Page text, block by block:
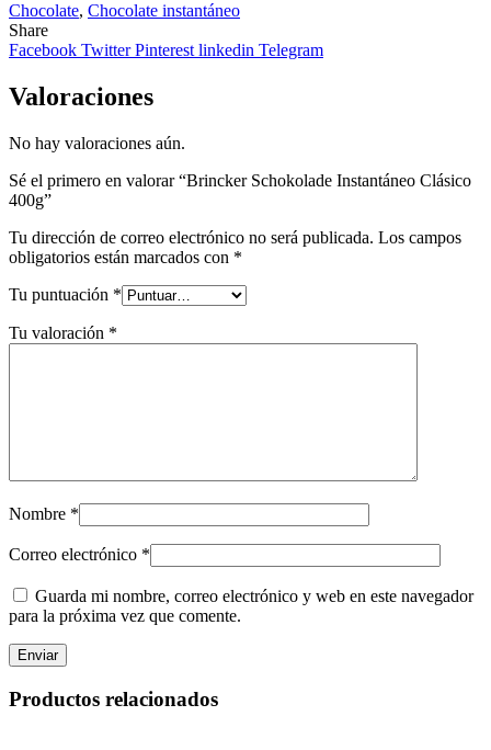
Chocolate, Chocolate instantáneo
Share
Facebook Twitter Pinterest linkedin Telegram
Valoraciones
No hay valoraciones aún.
Sé el primero en valorar “Brincker Schokolade Instantáneo Clásico
400g”
Tu dirección de correo electrónico no será publicada. Los campos
obligatorios están marcados con *
Tu puntuación *
Tu valoración *
Nombre *
Correo electrónico *
Guarda mi nombre, correo electrónico y web en este navegador
para la próxima vez que comente.
Productos relacionados